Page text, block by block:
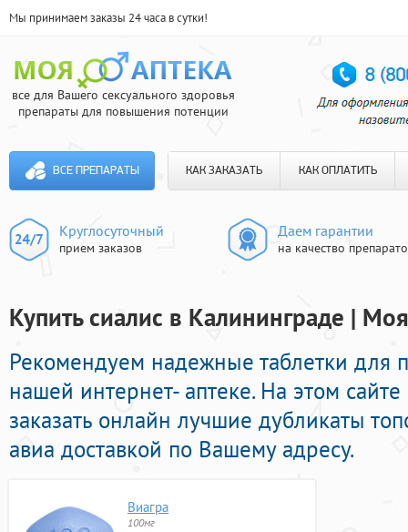
Мы принимаем заказы 24 часа в сутки!
все для Вашего сексуального здоровья
препараты для повышения потенции
ВСЕ ПРЕПАРАТЫ КАК ЗАКАЗАТЬ КАК ОПЛАТИТЬ
Круглосуточный
прием заказов
Даем гарантии
на качество
Купить сиалис в Калининграде |
Рекомендуем надежные таблетки для
нашей интернет- аптеке. На этом
заказать онлайн лучшие дубликаты
авиа доставкой по Вашему адресу.
Виагра
100мг